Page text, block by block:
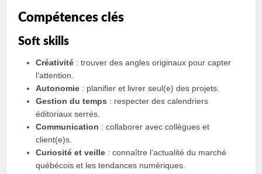
Compétences clés
Soft skills
Créativité : trouver des angles originaux pour capter
l’attention.
Autonomie : planifier et livrer seul(e) des projets.
Gestion du temps : respecter des calendriers
éditoriaux serrés.
Communication : collaborer avec collègues et
client(e)s.
Curiosité et veille : connaître l’actualité du marché
québécois et les tendances numériques.